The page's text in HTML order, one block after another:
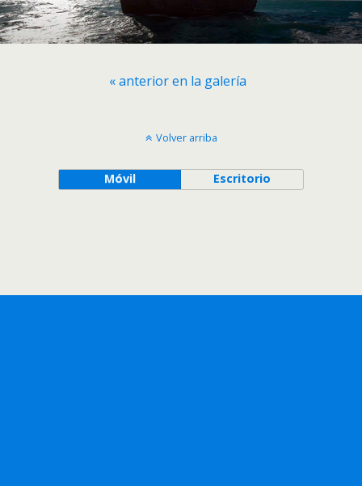
« anterior en la galería
Volver arriba
Móvil Escritorio